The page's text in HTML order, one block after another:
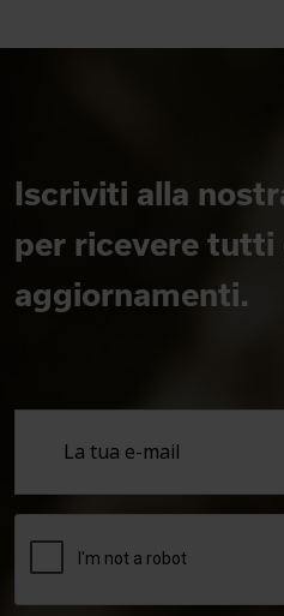
Iscriviti alla
per ricevere tutti
aggiornamenti.